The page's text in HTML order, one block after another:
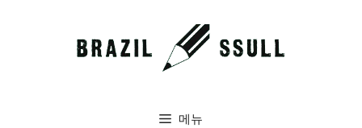
메뉴